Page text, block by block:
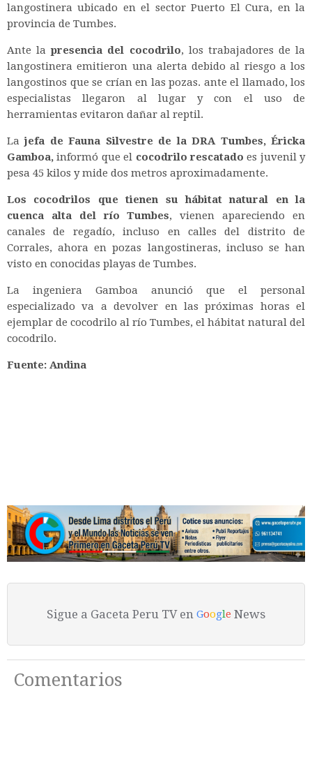
langostinera ubicado en el sector Puerto El Cura, en la
provincia de Tumbes.
Ante lapresencia del cocodrilo, los trabajadores de la
langostinera emitieron una alerta debido al riesgo a los
langostinos que se crían en las pozas. ante el llamado, los
especialistas llegaron al lugar y con el uso de
herramientas evitaron dañar al reptil.
Lajefa de Fauna Silvestre de la DRA Tumbes, Éricka
Gamboa, informó que el cocodrilo rescatado es juvenil y
pesa 45 kilos y mide dos metros aproximadamente.
Los cocodrilos que tienen su hábitat natural en la
cuenca alta del río Tumbes, vienen apareciendo en
canales de regadío, incluso en calles del distrito de
Corrales, ahora en pozas langostineras, incluso se han
visto en conocidas playas de Tumbes.
La ingeniera Gamboa anunció que el personal
especializado va a devolver en las próximas horas el
ejemplar de cocodrilo al río Tumbes, el hábitat natural del
cocodrilo.
Fuente: Andina
Sigue a Gaceta Peru TV en Google News
Comentarios